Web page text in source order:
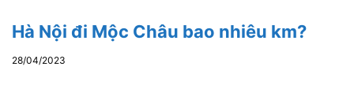
Hà Nội đi Mộc Châu bao nhiêu km?
28/04/2023